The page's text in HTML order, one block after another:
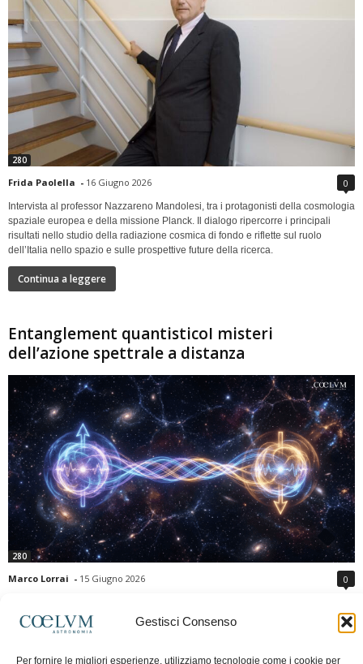
Gestisci Consenso
Per fornire le migliori esperienze, utilizziamo tecnologie come i cookie per
280
Frida Paolella - 16 Giugno 2026 0
Intervista al professor Nazzareno Mandolesi, tra i protagonisti della cosmologia
spaziale europea e della missione Planck. Il dialogo ripercorre i principali
risultati nello studio della radiazione cosmica di fondo e riflette sul ruolo
dell’Italia nello spazio e sulle prospettive future della ricerca.
Continua a leggere
Entanglement quantisticoI misteri
dell’azione spettrale a distanza
280
Marco Lorrai - 15 Giugno 2026 0
moderna: due particelle possono mostrare correlazioni che sembrano ignorare
la distanza che le separa. Gli esperimenti e i teoremi di Bell hanno escluso le
previsioni della meccanica quantistica. Nonostante ciò, l'entanglement non